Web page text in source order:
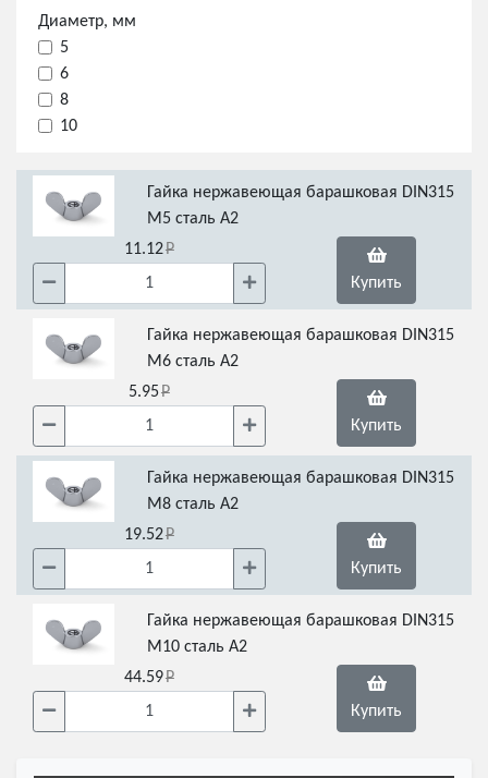
Диаметр, мм
5
6
8
10
Гайка нержавеющая барашковая DIN315
М5 сталь А2
11.12
Купить
Гайка нержавеющая барашковая DIN315
М6 сталь А2
5.95
Купить
Гайка нержавеющая барашковая DIN315
М8 сталь А2
19.52
Купить
Гайка нержавеющая барашковая DIN315
М10 сталь А2
44.59
Купить